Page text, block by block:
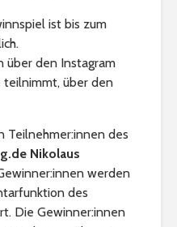
ist bis zum
über den Instagram
teilnimmt, über den
Teilnehmer:innen des
Nikolaus
werden
des
Die Gewinner:innen